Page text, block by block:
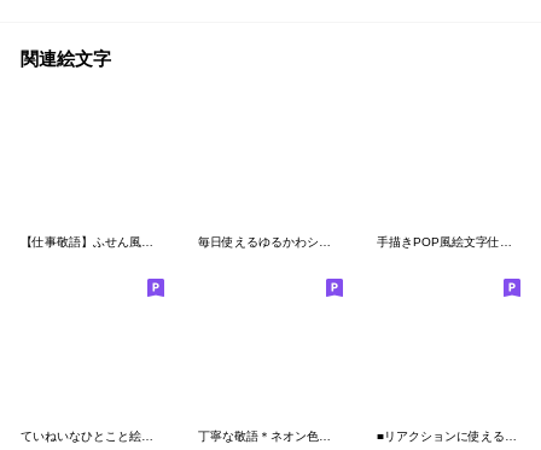
関連絵文字
ていねいなひとこと絵文字 丁寧な敬語＊ネオン色鉛筆☆あいさつ絵文字 ■リアクションに使えるテキスト絵文字①